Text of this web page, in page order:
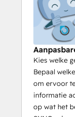
Kies welke
Bepaal
om ervoor
informatie
op wat het